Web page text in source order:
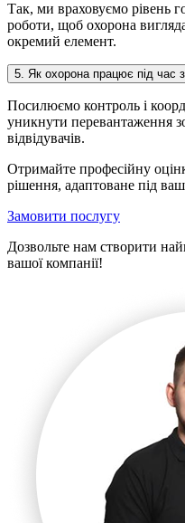
Так, ми враховуємо рівень
роботи, щоб охорона
окремий елемент.
5. Як охорона працює під час
Посилюємо контроль і
уникнути перевантаження
відвідувачів.
Отримайте професійну
рішення, адаптоване під ваш
Замовити послугу
Дозвольте нам створити
вашої компанії!